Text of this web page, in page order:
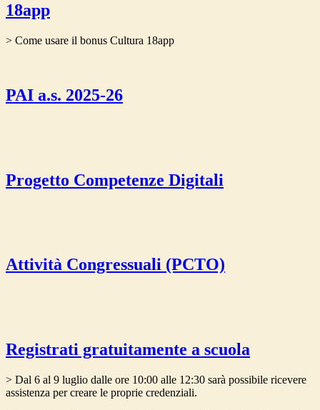
18app
> Come usare il bonus Cultura 18app
PAI a.s. 2025-26
Progetto Competenze Digitali
Attività Congressuali (PCTO)
Registrati gratuitamente a scuola
> Dal 6 al 9 luglio dalle ore 10:00 alle 12:30 sarà possibile ricevere
assistenza per creare le proprie credenziali.